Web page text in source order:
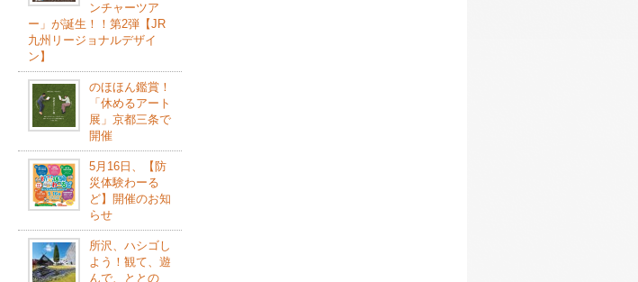
ンチャーツア
ー」が誕生！！第2弾【JR
九州リージョナルデザイ
ン】
のほほん鑑賞！
「休めるアート
展」京都三条で
開催
5月16日、【防
災体験わーる
ど】開催のお知
らせ
所沢、ハシゴし
よう！観て、遊
んで、ととの